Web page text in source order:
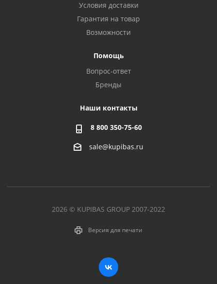
Условия доставки
Гарантия на товар
Возможности
Помощь
Вопрос-ответ
Бренды
Наши контакты
8 800 350-75-60
sale@kupibas.ru
2026 © KUPIBAS GROUP 2007-2022
Версия для печати